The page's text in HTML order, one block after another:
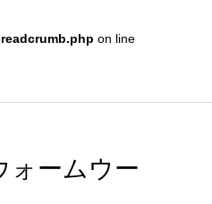
on line
ォームウー